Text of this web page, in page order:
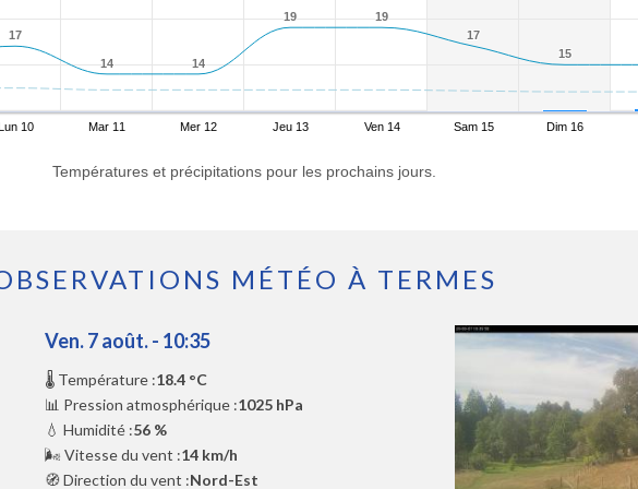
17
17
14
14 14
14
19
19 19
19
17
17
15
15
10 Mar 11 Mer 12 Jeu 13 Ven 14 Sam 15 Dim 16
Températures et précipitations pour les prochains jours.
MÉTÉO À TERMES
Ven. 7 août. - 10:35
🌡️ Température :18.4 °C
📊 Pression atmosphérique :1025 hPa
💧 Humidité :56 %
🌬️ Vitesse du vent :14 km/h
🧭 Direction du vent :Nord-Est